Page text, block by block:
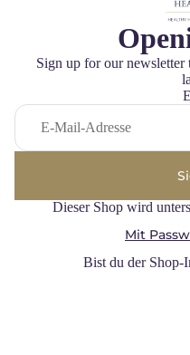
Sign up for our
Dieser Shop wird
Mit
Bist du der Shop-